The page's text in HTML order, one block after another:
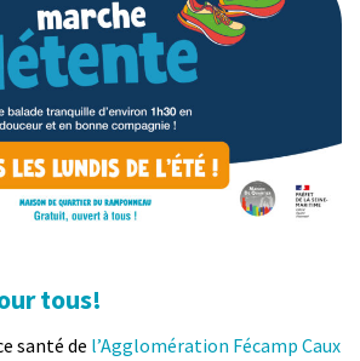
tous!
santé de l’Agglomération Fécamp Caux